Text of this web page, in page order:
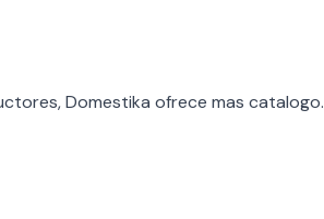
Domestika ofrece mas catalogo.